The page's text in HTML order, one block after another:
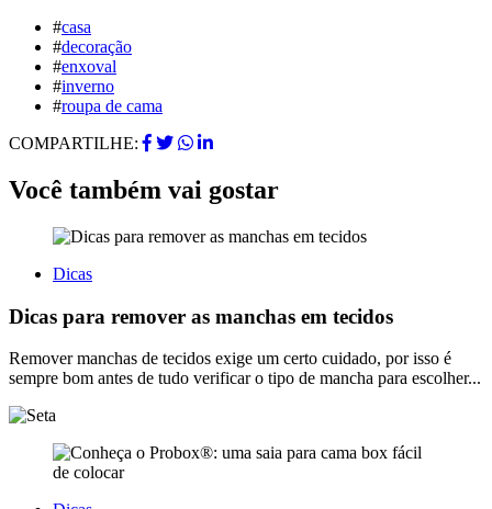
#casa
#decoração
#enxoval
#inverno
#roupa de cama
COMPARTILHE:
Você também vai gostar
Dicas
Dicas para remover as manchas em tecidos
Remover manchas de tecidos exige um certo cuidado, por isso é
sempre bom antes de tudo verificar o tipo de mancha para escolher...